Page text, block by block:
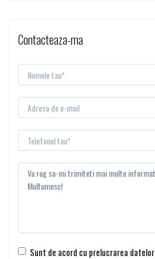
Contacteaza-ma
Sunt de acord cu prelucrarea datelor